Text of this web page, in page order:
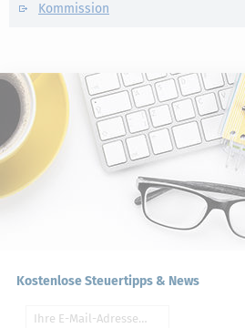
Kommission
Kostenlose Steuertipps & News